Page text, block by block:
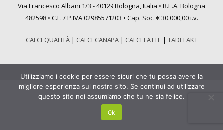
Via Francesco Albani 1/3 - 40129 Bologna, Italia • R.E.A. Bologna
482598 • C.F. / P.IVA 02985571203 • Cap. Soc. € 30.000,00 i.v.
CALCEQUALITÀ| CALCECANAPA| CALCELATTE | TADELAKT
Utilizziamo i cookie per essere sicuri che tu possa avere la
migliore esperienza sul nostro sito. Se continui ad utilizzare
questo sito noi assumiamo che tu ne sia felice.
Ok